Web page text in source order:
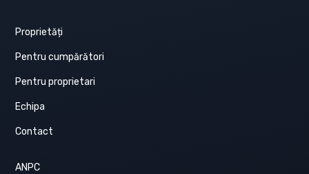
Proprietăți
Pentru cumpărători
Pentru proprietari
Echipa
Contact
ANPC